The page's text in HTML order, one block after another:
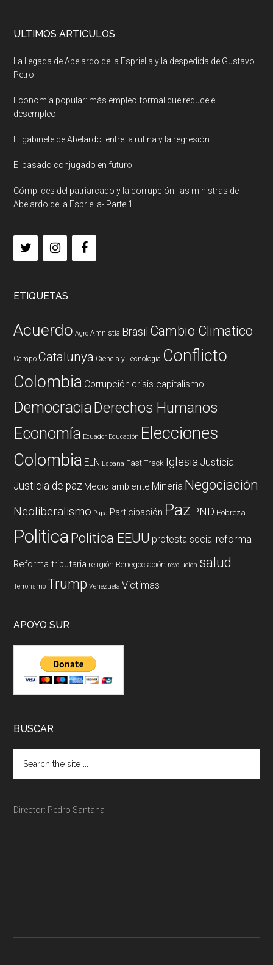
ULTIMOS ARTICULOS
La llegada de Abelardo de la Espriella y la despedida de Gustavo
Petro
Economía popular: más empleo formal que reduce el
desempleo
El gabinete de Abelardo: entre la rutina y la regresión
El pasado conjugado en futuro
Cómplices del patriarcado y la corrupción: las ministras de
Abelardo de la Espriella- Parte 1
ETIQUETAS
Acuerdo Agro Amnistia Brasil Cambio Climatico
Campo Catalunya Ciencia y Tecnología Conflicto
Colombia Corrupción crisis capitalismo
DemocraciaDerechos Humanos
Economía Ecuador Educación Elecciones
Colombia ELN España Fast Track Iglesia Justicia
Justicia de paz Medio ambiente Mineria Negociación
Neoliberalismo Papa Participación Paz PND Pobreza
PoliticaPolitica EEUU protesta social reforma
Reforma tributaria religión Renegociación revolucion salud
Terrorismo Trump Venezuela Victimas
APOYO SUR
BUSCAR
Director: Pedro Santana